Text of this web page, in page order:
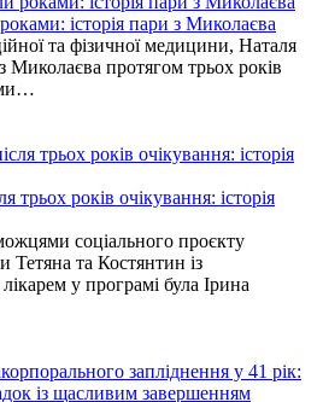
історія пари з Миколаєва
та фізичної медицини, Наталя
протягом трьох років
трьох років очікування: історія
соціального проєкту
Тетяна та Костянтин із
у програмі була Ірина